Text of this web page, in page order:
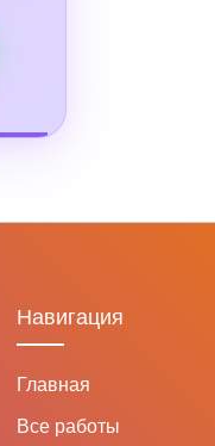
Навигация
Главная
Все работы